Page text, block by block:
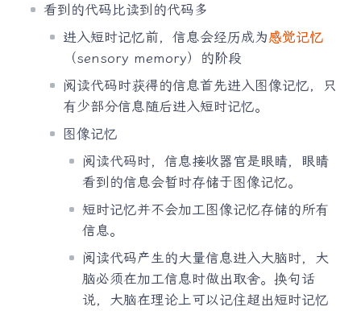
看到的代码比读到的代码多
进入短时记忆前，信息会经历成为感觉记忆
（sensory memory）的阶段
阅读代码时获得的信息首先进入图像记忆，只
有少部分信息随后进入短时记忆。
图像记忆
阅读代码时，信息接收器官是眼睛，眼睛
看到的信息会暂时存储于图像记忆。
短时记忆并不会加工图像记忆存储的所有
信息。
阅读代码产生的大量信息进入大脑时，大
脑必须在加工信息时做出取舍。换句话
说，大脑在理论上可以记住超出短时记忆